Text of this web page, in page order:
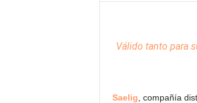
Válido tanto para
Saelig , compañía